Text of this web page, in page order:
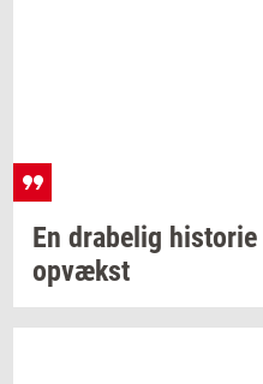
En dra­be­lig hi­sto­rie
op­vækst